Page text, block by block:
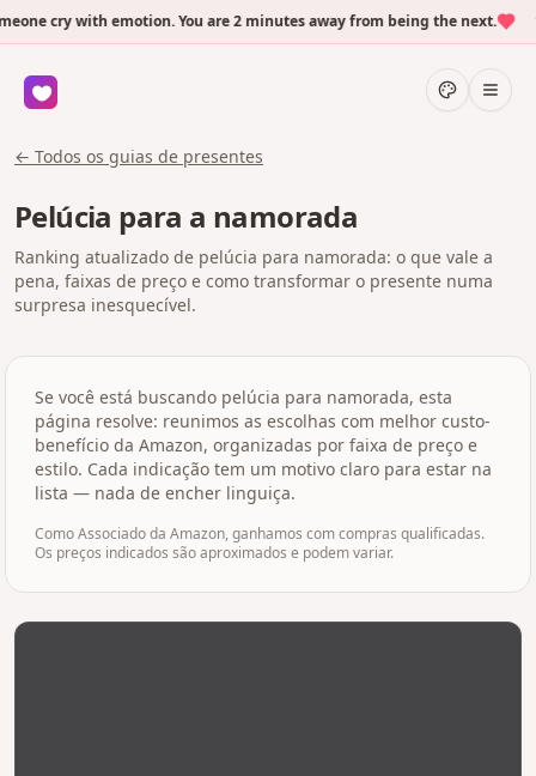
cry with emotion. You are 2 minutes away from being the next.
← Todos os guias de presentes
Pelúcia para a namorada
Ranking atualizado de pelúcia para namorada: o que vale a
pena, faixas de preço e como transformar o presente numa
surpresa inesquecível.
Se você está buscando pelúcia para namorada, esta
página resolve: reunimos as escolhas com melhor custo-
benefício da Amazon, organizadas por faixa de preço e
estilo. Cada indicação tem um motivo claro para estar na
lista — nada de encher linguiça.
Como Associado da Amazon, ganhamos com compras qualificadas.
Os preços indicados são aproximados e podem variar.